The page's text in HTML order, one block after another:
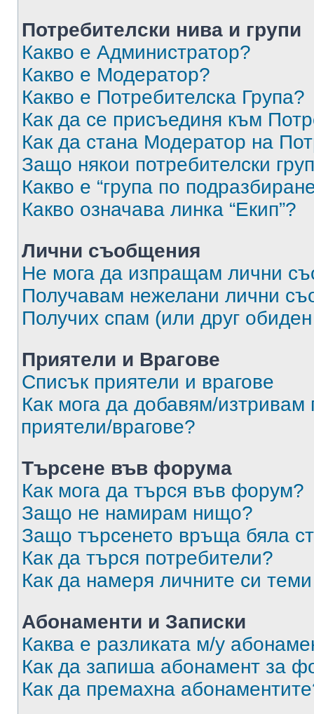
Потребителски нива и групи
Какво е Администратор?
Какво е Модератор?
Какво е Потребителска Група?
Как да се присъединя към
Как да стана Модератор на
Защо някои потребителски
Какво е “група по
Какво означава линка “Екип”?
Лични съобщения
Не мога да изпращам лични
Получавам нежелани лични
Получих спам (или друг
Приятели и Врагове
Списък приятели и врагове
Как мога да добавям/изтривам
приятели/врагове?
Търсене във форума
Как мога да търся във форум?
Защо не намирам нищо?
Защо търсенето връща бяла
Как да търся потребители?
Как да намеря личните си
Абонаменти и Записки
Каква е разликата м/у
Как да запиша абонамент за
Как да премахна